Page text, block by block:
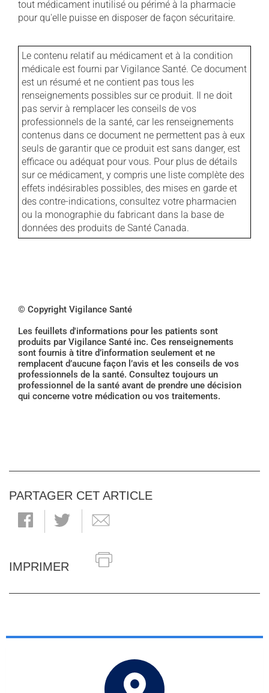
tout médicament inutilisé ou périmé à la pharmacie
pour qu'elle puisse en disposer de façon sécuritaire.
Le contenu relatif au médicament et à la condition
médicale est fourni par Vigilance Santé. Ce document
est un résumé et ne contient pas tous les
renseignements possibles sur ce produit. Il ne doit
pas servir à remplacer les conseils de vos
professionnels de la santé, car les renseignements
contenus dans ce document ne permettent pas à eux
seuls de garantir que ce produit est sans danger, est
efficace ou adéquat pour vous. Pour plus de détails
sur ce médicament, y compris une liste complète des
effets indésirables possibles, des mises en garde et
des contre-indications, consultez votre pharmacien
ou la monographie du fabricant dans la base de
données des produits de Santé Canada.
© Copyright Vigilance Santé
Les feuillets d'informations pour les patients sont
produits par Vigilance Santé inc. Ces renseignements
sont fournis à titre d’information seulement et ne
remplacent d’aucune façon l’avis et les conseils de vos
professionnels de la santé. Consultez toujours un
professionnel de la santé avant de prendre une décision
qui concerne votre médication ou vos traitements.
PARTAGER CET ARTICLE
IMPRIMER